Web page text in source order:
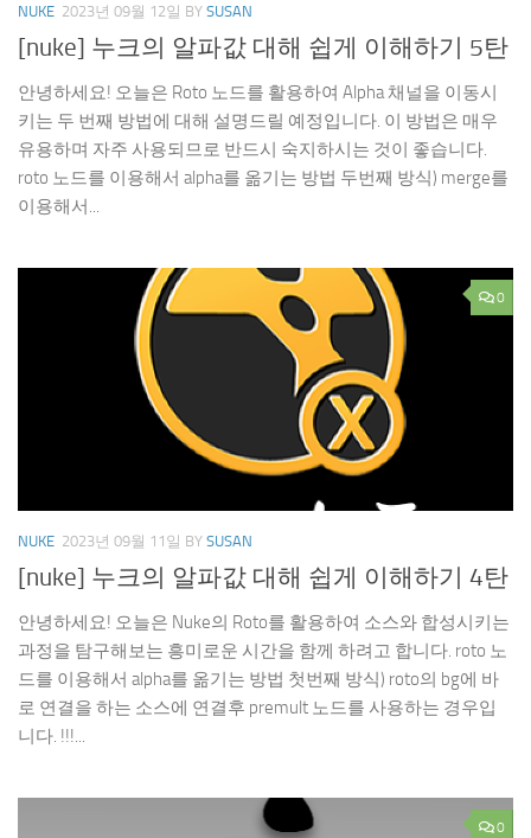
NUKE 2023년 09월 12일 BY SUSAN
[nuke] 누크의 알파값 대해 쉽게 이해하기 5탄
안녕하세요! 오늘은 Roto 노드를 활용하여 Alpha 채널을 이동시
키는 두 번째 방법에 대해 설명드릴 예정입니다. 이 방법은 매우
유용하며 자주 사용되므로 반드시 숙지하시는 것이 좋습니다.
roto 노드를 이용해서 alpha를 옮기는 방법 두번째 방식) merge를
이용해서...
0
NUKE 2023년 09월 11일 BY SUSAN
[nuke] 누크의 알파값 대해 쉽게 이해하기 4탄
안녕하세요! 오늘은 Nuke의 Roto를 활용하여 소스와 합성시키는
과정을 탐구해보는 흥미로운 시간을 함께 하려고 합니다. roto 노
드를 이용해서 alpha를 옮기는 방법 첫번째 방식) roto의 bg에 바
로 연결을 하는 소스에 연결후 premult 노드를 사용하는 경우입
니다. !!!...
0